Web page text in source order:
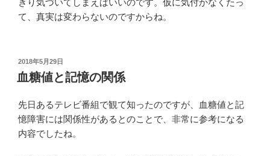
きり気づいてしまえばいいのです。仮に気付かなくたっ
て、真実は変わらないのですからね。
投
稿
日:
2018年5月29日
血糖値と記憶の関係
先日あるテレビ番組で観て知ったのですが、血糖値と記
憶障害には関係性があるとのことで、非常に参考になる
内容でしたね。